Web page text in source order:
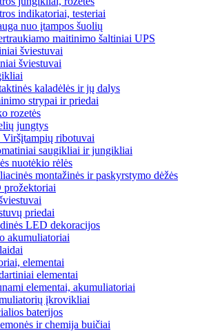
indikatoriai, testeriai
nuo įtampos šuolių
maitinimo šaltiniai UPS
šviestuvai
šviestuvai
kaladėlės ir jų dalys
strypai ir priedai
rozetės
jungtys
Viršįtampių ribotuvai
saugikliai ir jungikliai
nuotėkio rėlės
montažinės ir paskyrstymo dėžės
priedai
LED dekoracijos
akumuliatoriai
elementai
elementai
elementai, akumuliatoriai
įkrovikliai
baterijos
ir chemija buičiai